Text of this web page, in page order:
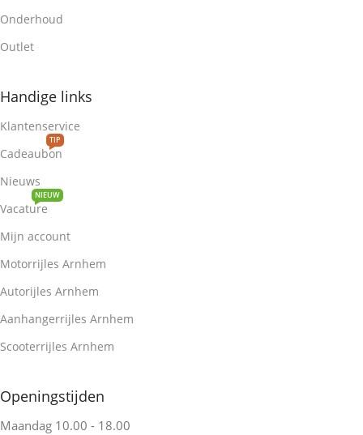
Onderhoud
Outlet
Handige links
Klantenservice
Cadeaubon
TIP
Nieuws
Vacature
NIEUW
Mijn account
Motorrijles Arnhem
Autorijles Arnhem
Aanhangerrijles Arnhem
Scooterrijles Arnhem
Openingstijden
Maandag 10.00 - 18.00